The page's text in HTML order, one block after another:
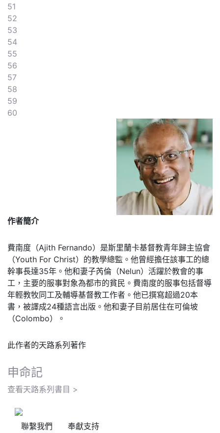
51
52
53
54
55
56
57
58
59
60
作者簡介
費南度（Ajith Fernando）是斯里蘭卡基督教青年歸主協會
（Youth For Christ）的教學總監。他曾經擔任該事工的總
幹事長達35年。他和妻子芮倫（Nelun）活躍於教會的事
工，主要的服事對象為都市的貧民。費南度的服事包括督導
年輕教牧同工及輔導基督教工作者。他已撰寫超過20本
書，被譯成24種語言出版。他和妻子目前居住在可倫坡
（Colombo）。
此作者的天路系列著作
申命記
查看天路系列書目 >
聯繫我們 奉獻支持